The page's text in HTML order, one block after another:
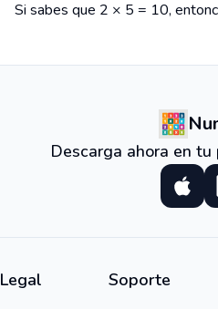
Si sabes que 2 × 5 = 10,
Descarga ahora en
Legal Soporte